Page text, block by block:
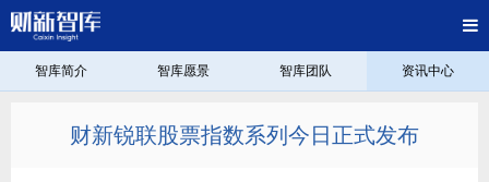
智库简介 智库愿景 智库团队 资讯中心
财新锐联股票指数系列今日正式发布